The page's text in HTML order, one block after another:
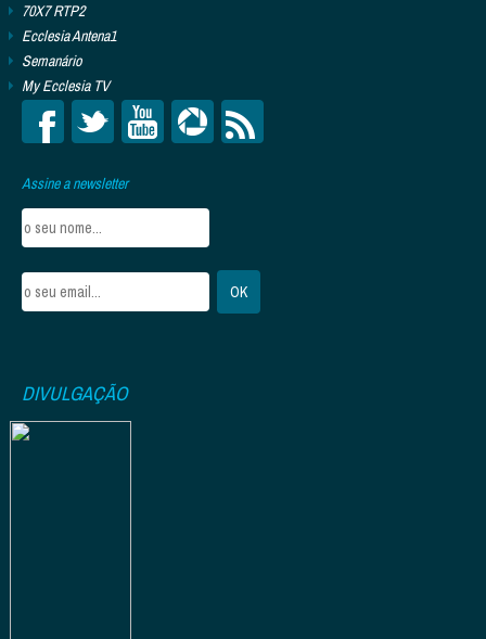
70X7 RTP2
Ecclesia Antena1
Semanário
My Ecclesia TV
Assine a newsletter
DIVULGAÇÃO